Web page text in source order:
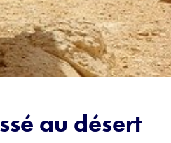
au désert